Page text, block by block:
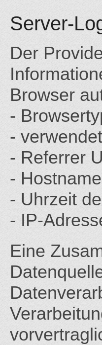
Server-
Der
Browser
-
-
- Referrer
-
- Uhrzeit
- IP-
Eine